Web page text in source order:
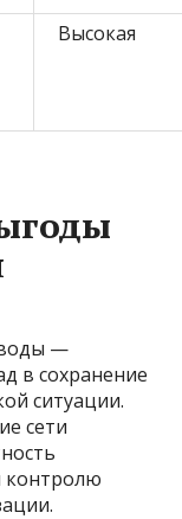
Высокая
—
в сохранение
ситуации.
сети
контролю